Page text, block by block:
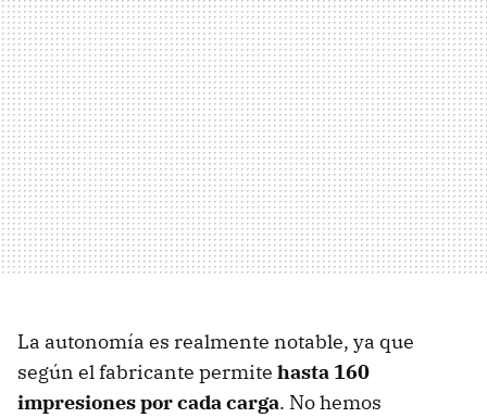
La autonomía es realmente notable, ya que
según el fabricante permite hasta 160
impresiones por cada carga. No hemos